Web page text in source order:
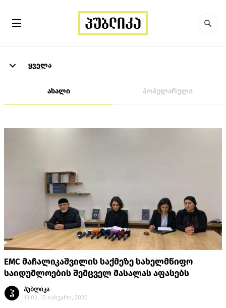
ყველა
ახალი პოპულარული
EMC მაჩალიკაშვილის საქმეზე სახელმწიფო
საიდუმლოების შემცველ მასალას აფასებს
პუბლიკა
13:02, 13 იანვარი, 2020